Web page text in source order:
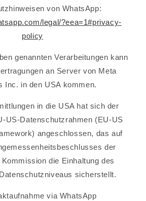
von WhatsApp:
legal/?eea=1#privacy-
policy
genannten Verarbeitungen kann
an Server von Meta
Inc. in den USA kommen.
in die USA hat sich der
US-Datenschutzrahmen (EU-US
angeschlossen, das auf
der
die Einhaltung des
sicherstellt.
via WhatsApp